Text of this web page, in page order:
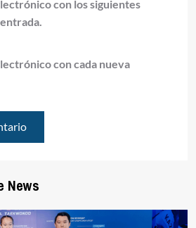
con los siguientes
con cada nueva
News